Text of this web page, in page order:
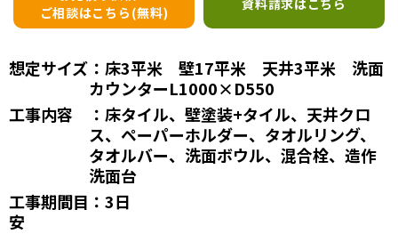
ご相談はこちら(無料)
想定サイズ ：床3平米 壁17平米 天井3平米 洗面
カウンターL1000×D550
工事内容
：床タイル、壁塗装+タイル、天井クロ
ス、ペーパーホルダー、タオルリング、
タオルバー、洗面ボウル、混合栓、造作
洗面台
工事期間目
安
：3日